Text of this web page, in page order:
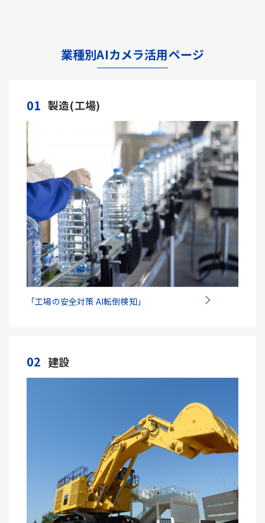
業種別AIカメラ活用ページ
01 製造(工場)
「工場の安全対策 AI転倒検知」
02 建設